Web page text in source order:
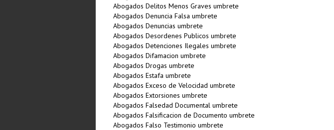
Abogados Delitos Menos Graves umbrete
Abogados Denuncia Falsa umbrete
Abogados Denuncias umbrete
Abogados Desordenes Publicos umbrete
Abogados Detenciones Ilegales umbrete
Abogados Difamacion umbrete
Abogados Drogas umbrete
Abogados Estafa umbrete
Abogados Exceso de Velocidad umbrete
Abogados Extorsiones umbrete
Abogados Falsedad Documental umbrete
Abogados Falsificacion de Documento umbrete
Abogados Falso Testimonio umbrete